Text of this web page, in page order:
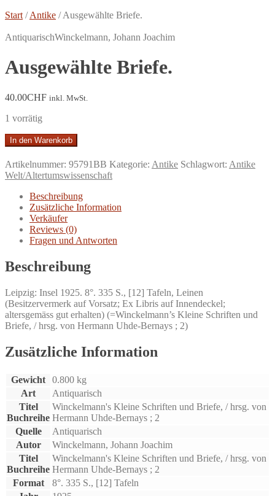
Start /Antike /Ausgewählte Briefe.
AntiquarischWinckelmann, Johann Joachim
Ausgewählte Briefe.
40.00CHF inkl. MwSt.
1 vorrätig
Ausgewählte
Briefe.
Menge
In den Warenkorb
Artikelnummer: 95791BB Kategorie: Antike Schlagwort: Antike
Welt/Altertumswissenschaft
Beschreibung
Zusätzliche Information
Verkäufer
Reviews (0)
Fragen und Antworten
Beschreibung
Leipzig: Insel 1925. 8°. 335 S., [12] Tafeln, Leinen
(Besitzervermerk auf Vorsatz; Ex Libris auf Innendeckel;
altersgemäss gut erhalten) (=Winckelmann’s Kleine Schriften und
Briefe, / hrsg. von Hermann Uhde-Bernays ; 2)
Zusätzliche Information
Gewicht
0.800 kg
Art
Antiquarisch
Titel
Buchreihe
Winckelmann's Kleine Schriften und Briefe, / hrsg. von
Hermann Uhde-Bernays ; 2
Quelle
Antiquarisch
Autor
Winckelmann, Johann Joachim
Titel
Buchreihe
Winckelmann's Kleine Schriften und Briefe, / hrsg. von
Hermann Uhde-Bernays ; 2
Format
8°. 335 S., [12] Tafeln